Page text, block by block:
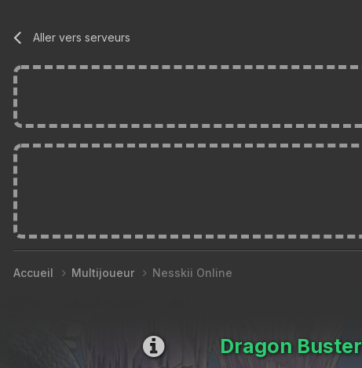
Aller vers serveurs
Accueil Multijoueur Nesskii Online
Dragon Buster